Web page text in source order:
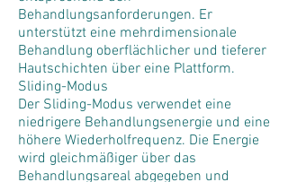
Behandlungsanforderungen. Er
unterstützt eine mehrdimensionale
Behandlung oberflächlicher und tieferer
Hautschichten über eine Plattform.
Sliding-Modus
Der Sliding-Modus verwendet eine
niedrigere Behandlungsenergie und eine
höhere Wiederholfrequenz. Die Energie
wird gleichmäßiger über das
Behandlungsareal abgegeben und